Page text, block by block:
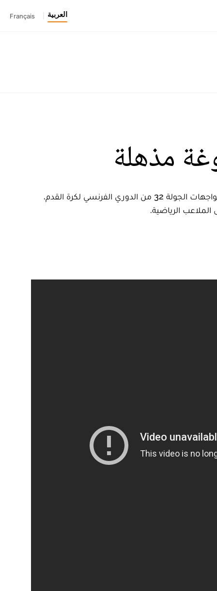
العربية Français
مذهلة
شهدت المواجهة التي فاز خلالها باريس سان جيرمان على ضيفه أولمبيك مرسيليا 2-1 أمس الأحد في قمّة مواجهات الجولة 32 من الدوري الفرنسي لكرة القدم،
الرياضية.